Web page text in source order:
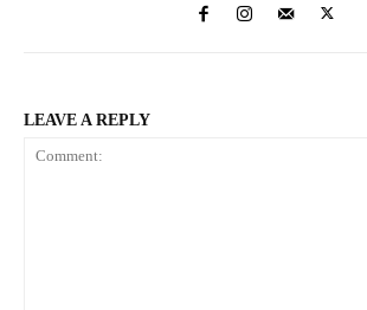
LEAVE A REPLY